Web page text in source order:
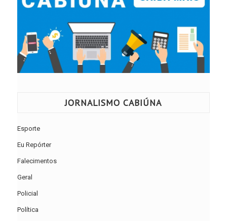
JORNALISMO CABIÚNA
Esporte
Eu Repórter
Falecimentos
Geral
Policial
Política